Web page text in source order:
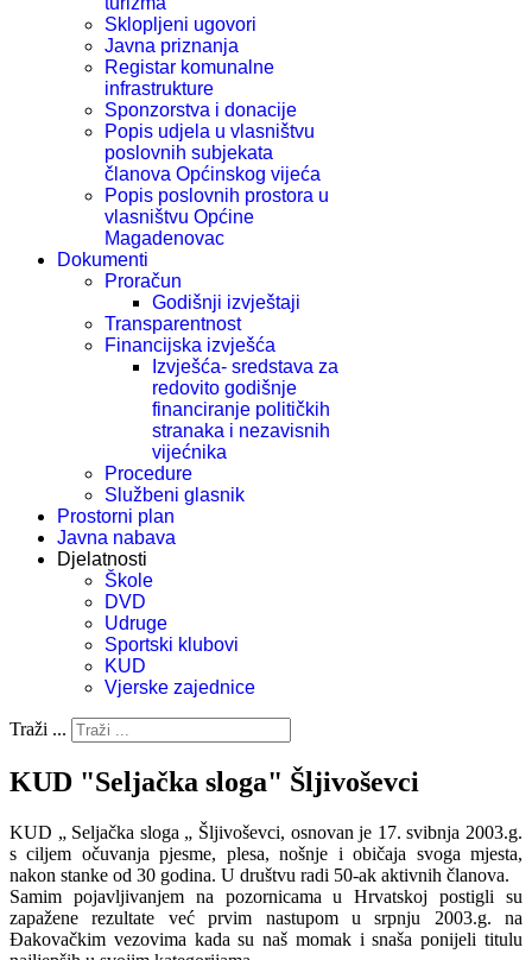
Sklopljeni ugovori
Javna priznanja
Registar komunalne
infrastrukture
Sponzorstva i donacije
Popis udjela u vlasništvu
poslovnih subjekata
članova Općinskog vijeća
Popis poslovnih prostora u
vlasništvu Općine
Magadenovac
Dokumenti
Proračun
Godišnji izvještaji
Transparentnost
Financijska izvješća
Izvješća- sredstava za
redovito godišnje
financiranje političkih
stranaka i nezavisnih
vijećnika
Procedure
Službeni glasnik
Prostorni plan
Javna nabava
Djelatnosti
Škole
DVD
Udruge
Sportski klubovi
KUD
Vjerske zajednice
Traži ...
KUD "Seljačka sloga" Šljivoševci
KUD „ Seljačka sloga „ Šljivoševci, osnovan je 17. svibnja 2003.g.
s ciljem očuvanja pjesme, plesa, nošnje i običaja svoga mjesta,
nakon stanke od 30 godina. U društvu radi 50-ak aktivnih članova.
Samim pojavljivanjem na pozornicama u Hrvatskoj postigli su
zapažene rezultate već prvim nastupom u srpnju 2003.g. na
Đakovačkim vezovima kada su naš momak i snaša ponijeli titulu